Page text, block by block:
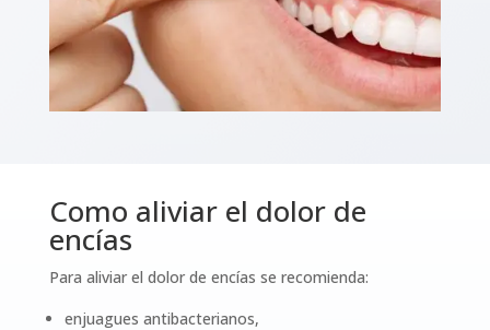
Como aliviar el dolor de
encías
Para aliviar el dolor de encías se recomienda:
enjuagues antibacterianos,